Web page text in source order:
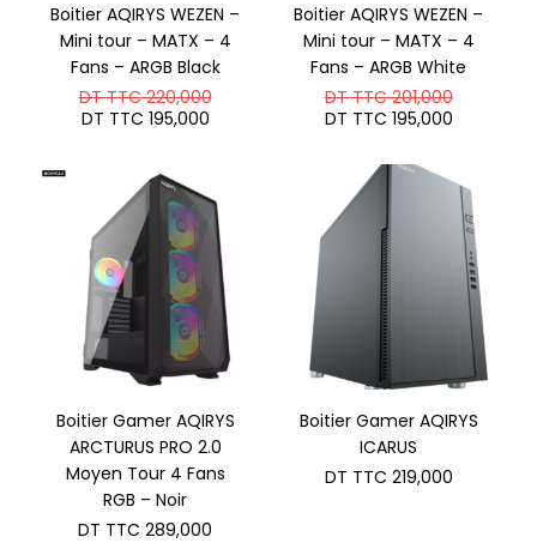
Boitier AQIRYS WEZEN –
Mini tour – MATX – 4
Fans – ARGB Black
DT TTC220,000Le
TTC 220,000.
DT TTC 195,000Le
DT
TTC 195,000.
Boitier AQIRYS WEZEN –
Mini tour – MATX – 4
Fans – ARGB White
DT TTC201,000Le
prix
TTC
DT TTC 195,000Le
est :
DT
TTC
Boitier Gamer AQIRYS
ARCTURUS PRO 2.0
Moyen Tour 4 Fans
RGB – Noir
DT TTC 289,000
Boitier Gamer AQIRYS
ICARUS
DT TTC 219,000